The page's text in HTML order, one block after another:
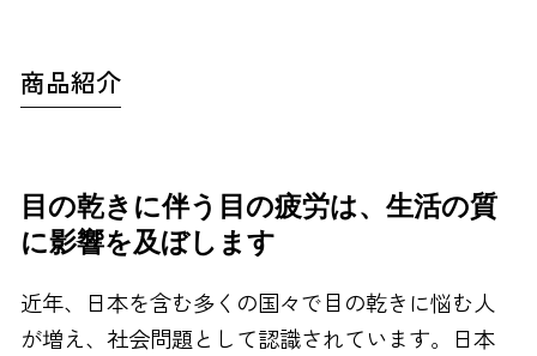
FAXでのお問い合わせ
0120-810-130
24時間自動受付
商品紹介
目の乾きに伴う目の疲労は、生活の質
に影響を及ぼします
近年、日本を含む多くの国々で目の乾きに悩む人
が増え、社会問題として認識されています。日本